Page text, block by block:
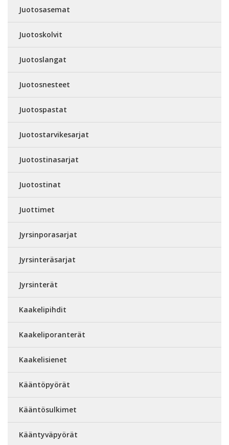
Juotosasemat
Juotoskolvit
Juotoslangat
Juotosnesteet
Juotospastat
Juotostarvikesarjat
Juotostinasarjat
Juotostinat
Juottimet
Jyrsinporasarjat
Jyrsinteräsarjat
Jyrsinterät
Kaakelipihdit
Kaakeliporanterät
Kaakelisienet
Kääntöpyörät
Kääntösulkimet
Kääntyväpyörät